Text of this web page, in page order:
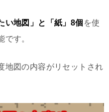
い地図」と「紙」8個 を使
です。
地図の内容がリセットされ